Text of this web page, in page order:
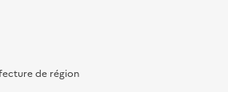
de région